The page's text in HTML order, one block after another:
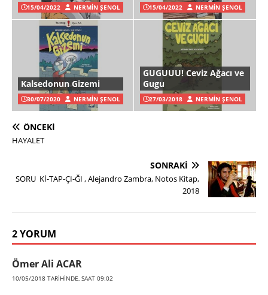
15/04/2022 NERMIN ŞENOL 15/04/2022 NERMIN ŞENOL
Kalsedonun Gizemi
30/07/2020 NERMIN ŞENOL
GUGUUU! Ceviz Ağacı ve
Gugu
27/03/2018 NERMIN ŞENOL
ÖNCEKI
HAYALET
SONRAKI
SORU Kİ-TAP-ÇI-ĞI , Alejandro Zambra, Notos Kitap,
2018
2 YORUM
Ömer Ali ACAR
10/05/2018 TARIHINDE, SAAT 09:02